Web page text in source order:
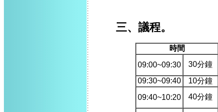
三、議程。
時間
09:00~09:30
30分鐘
09:30~09:40
10分鐘
09:40~10:20
40分鐘